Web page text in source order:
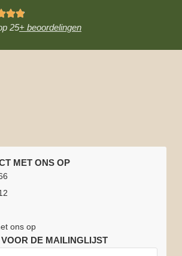
25+ beoordelingen
MET ONS OP
ons op
DE MAILINGLIJST